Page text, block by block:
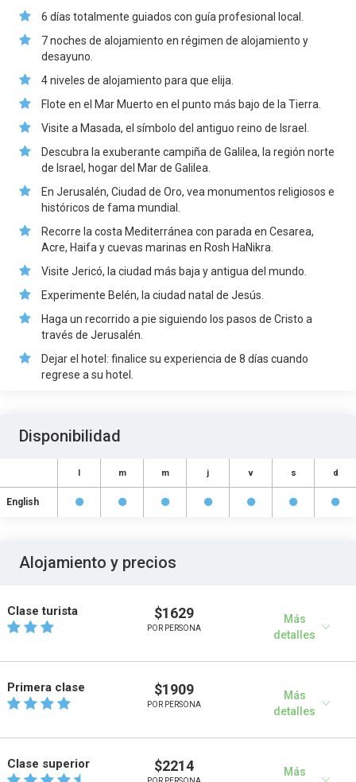
6 días totalmente guiados con guía profesional local.
7 noches de alojamiento en régimen de alojamiento y
desayuno.
4 niveles de alojamiento para que elija.
Flote en el Mar Muerto en el punto más bajo de la Tierra.
Visite a Masada, el símbolo del antiguo reino de Israel.
Descubra la exuberante campiña de Galilea, la región norte
de Israel, hogar del Mar de Galilea.
En Jerusalén, Ciudad de Oro, vea monumentos religiosos e
históricos de fama mundial.
Recorre la costa Mediterránea con parada en Cesarea,
Acre, Haifa y cuevas marinas en Rosh HaNikra.
Visite Jericó, la ciudad más baja y antigua del mundo.
Experimente Belén, la ciudad natal de Jesús.
Haga un recorrido a pie siguiendo los pasos de Cristo a
través de Jerusalén.
Dejar el hotel: finalice su experiencia de 8 días cuando
regrese a su hotel.
Disponibilidad
l m m j v s d
English
Alojamiento y precios
Clase turista $1629
POR PERSONA
Más
detalles
Primera clase $1909
POR PERSONA
Más
detalles
Clase superior $2214
Más